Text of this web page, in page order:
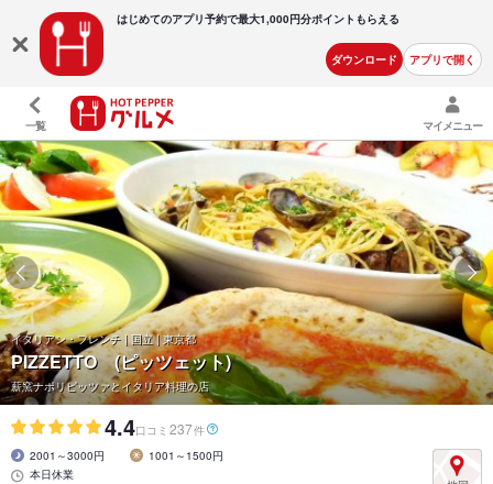
はじめてのアプリ予約で最大1,000円分ポイントもらえる
ダウンロード アプリで開く
一覧 マイメニュー
イタリアン・フレンチ | 国立 | 東京都
PIZZETTO (ピッツェット)
薪窯ナポリピッツァとイタリア料理の店
4.4口コミ 237件
2001～3000円
1001～1500円
本日休業